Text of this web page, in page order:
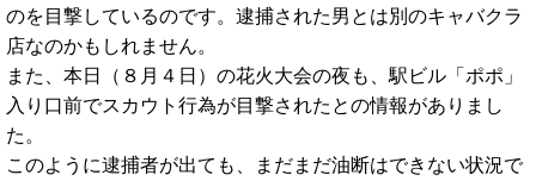
のを目撃しているのです。逮捕された男とは別のキャバクラ
店なのかもしれません。
また、本日（８月４日）の花火大会の夜も、駅ビル「ポポ」
入り口前でスカウト行為が目撃されたとの情報がありまし
た。
このように逮捕者が出ても、まだまだ油断はできない状況で